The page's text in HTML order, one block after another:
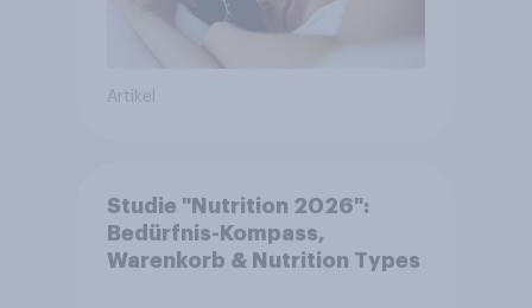
Artikel
Studie "Nutrition 2026":
Bedürfnis-Kompass,
Warenkorb & Nutrition Types